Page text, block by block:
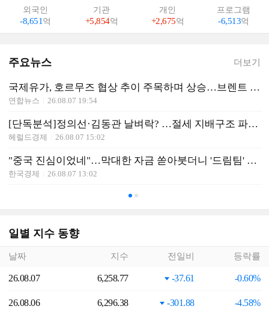
외국인
-8,651억
기관
+5,854억
개인
+2,675억
프로그램
-6,513억
주요뉴스 더보기
국제유가, 호르무즈 협상 추이 주목하며 상승…브렌트 1%↑
연합뉴스 26.08.07 19:54
[단독분석]정의선·김동관 날벼락? …절세 지배구조 파고든 ‘주가 누르기 방지법案’[홍길용의 화식열전](908회)
헤럴드경제 26.08.07 15:02
"중국 진심이었네"…막대한 자금 쏟아붓더니 '드림팀' 만들었다 [분석+]
한국경제 26.08.07 13:02
일별 지수 동향
날짜 지수 전일비 등락률
26.08.07 6,258.77 -37.61 -0.60%
26.08.06 6,296.38 -301.88 -4.58%